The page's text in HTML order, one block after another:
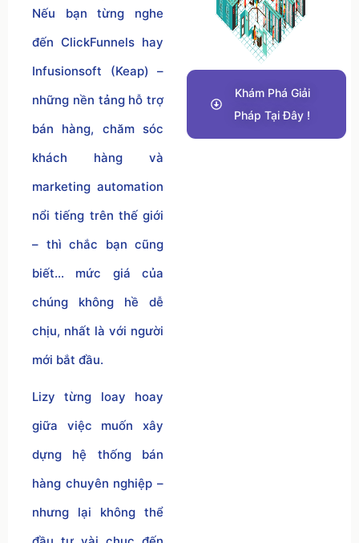
Nếu bạn từng nghe
đến ClickFunnels hay
Infusionsoft (Keap) –
những nền tảng hỗ trợ
bán hàng, chăm sóc
khách hàng và
marketing automation
nổi tiếng trên thế giới
– thì chắc bạn cũng
biết… mức giá của
chúng không hề dễ
chịu, nhất là với người
mới bắt đầu.
Lizy từng loay hoay
giữa việc muốn xây
dựng hệ thống bán
hàng chuyên nghiệp –
nhưng lại không thể
Khám Phá Giải
Pháp Tại Đây !